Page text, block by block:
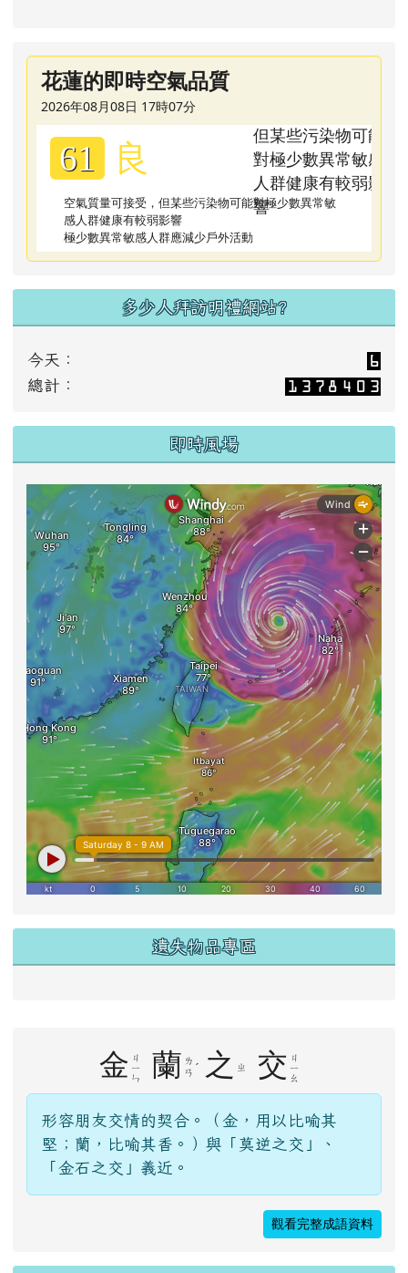
花蓮的即時空氣品質
2026年08月08日 17時07分
61 良
空氣質量可接受，但某些污染物可能對極少數異常敏
感人群健康有較弱影響
極少數異常敏感人群應減少戶外活動
多少人拜訪明禮網站?
今天：
總計：
即時風場
遺失物品專區
金 ㄐ
ㄧ
ㄣ
蘭 ㄌ
ㄢ ˊ 之 ㄓ 交 ㄐ
ㄧ
ㄠ
形容朋友交情的契合。（金，用以比喻其
堅；蘭，比喻其香。）與「莫逆之交」、
「金石之交」義近。
觀看完整成語資料